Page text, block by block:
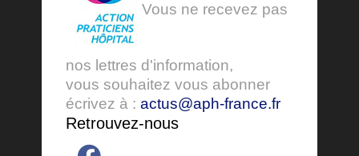
Vous ne recevez pas
nos lettres d'information,
vous souhaitez vous abonner
écrivez à : actus@aph-france.fr
Retrouvez-nous